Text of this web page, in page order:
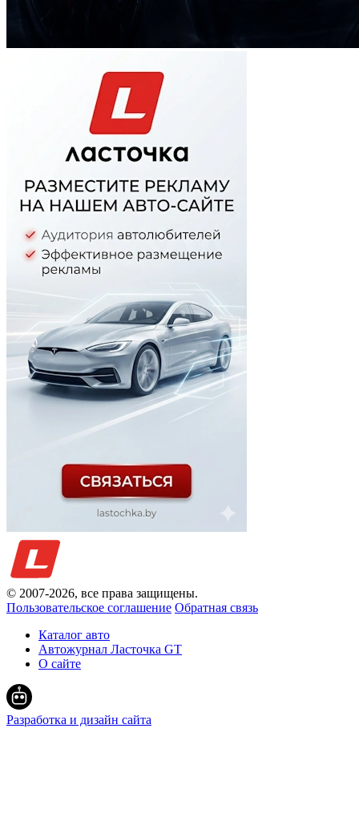
© 2007-2026, все права защищены.
Пользовательское соглашение Обратная связь
Каталог авто
Автожурнал Ласточка GT
О сайте
Разработка и дизайн сайта